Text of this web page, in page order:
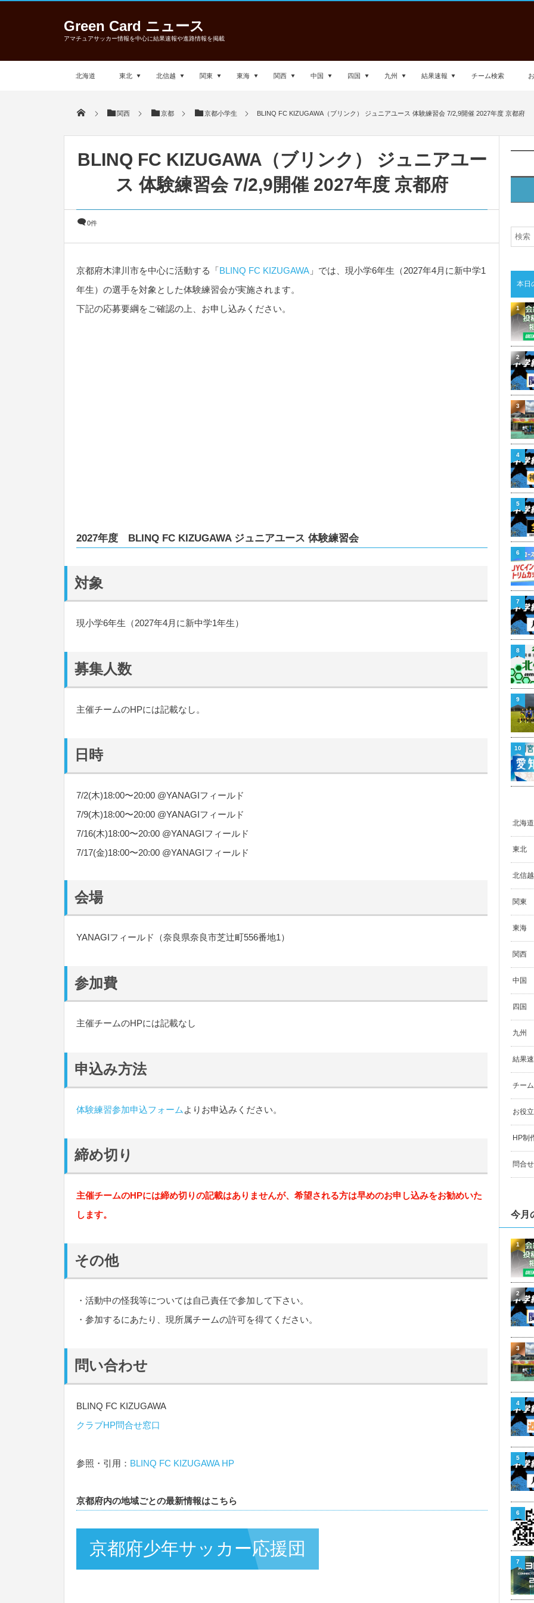
Green Card ニュース
アマチュアサッカー情報を中心に結果速報や進路情報を掲載
北海道 東北 北信越 関東 東海 関西 中国 四国 九州 結果速報 チーム検索
関西 京都 京都小学生 BLINQ FC KIZUGAWA（ブリンク） ジュニアユース 体験練習会 7/2,9開催 2027年度 京都府
BLINQ FC KIZUGAWA（ブリンク） ジュニアユー
ス 体験練習会 7/2,9開催 2027年度 京都府
0件
京都府木津川市を中心に活動する「BLINQ FC KIZUGAWA 」では、現小学6年生（2027年4月に新中学1
年生）の選手を対象とした体験練習会が実施されます。
下記の応募要綱をご確認の上、お申し込みください。
2027年度 BLINQ FC KIZUGAWA ジュニアユース 体験練習会
対象
現小学6年生（2027年4月に新中学1年生）
募集人数
主催チームのHPには記載なし。
日時
7/2(木)18:00〜20:00 @YANAGIフィールド
7/9(木)18:00〜20:00 @YANAGIフィールド
7/16(木)18:00〜20:00 @YANAGIフィールド
7/17(金)18:00〜20:00 @YANAGIフィールド
会場
YANAGIフィールド（奈良県奈良市芝辻町556番地1）
参加費
主催チームのHPには記載なし
申込み方法
体験練習参加申込フォーム よりお申込みください。
締め切り
主催チームのHPには締め切りの記載はありませんが、希望される方は早めのお申し込みをお勧めいた
します。
その他
・活動中の怪我等については自己責任で参加して下さい。
・参加するにあたり、現所属チームの許可を得てください。
問い合わせ
BLINQ FC KIZUGAWA
クラブHP問合せ窓口
参照・引用： BLINQ FC KIZUGAWA HP
京都府内の地域ごとの最新情報はこちら
京都府少年サッカー応援団
本日
1
2
3
4
5
6
7
8
9
10
北海道
東北
北信越
関東
東海
関西
中国
四国
九州
結果
チー
お役
HP制
問合せ
今月
1
2
3
4
5
6
7